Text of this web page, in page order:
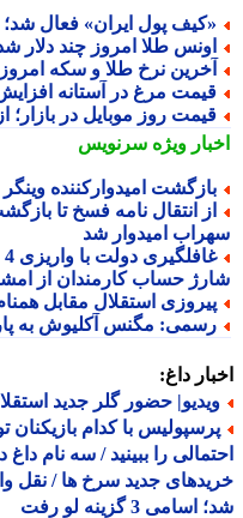
پول ایران» فعال شد؛
طلا امروز چند دلار شد؟
نرخ طلا و سکه امروز
مرغ در آستانه افزایش
روز موبایل در بازار؛ از
ویژهسرنویس
امیدوارکننده وینگر
انتقال نامه فسخ تا
امیدوار شد
حساب کارمندان از امشب
استقلال مقابل همنام
مگنس آکلیوش به
داغ:
حضور گلر جدید استقلال
را ببینید / سه نام داغ
جدید سرخ ها / نقل
3 گزینه لو رفت